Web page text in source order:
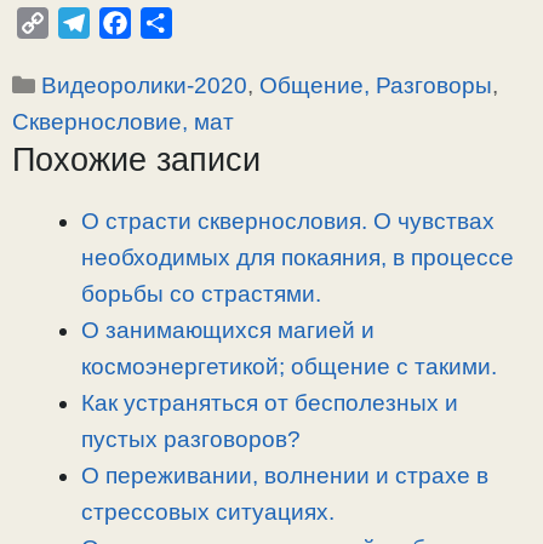
p
y
L
l
e
g
a
c
e
b
п
р
а
Рубрики
Видеоролики-2020, Общение, Разговоры,
Сквернословие, мат
Похожие записи
О страсти сквернословия. О чувствах
необходимых для покаяния, в процессе
борьбы со страстями.
О занимающихся магией и
космоэнергетикой; общение с такими.
Как устраняться от бесполезных и
пустых разговоров?
О переживании, волнении и страхе в
стрессовых ситуациях.